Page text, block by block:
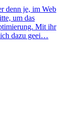
denn je, im Web
um das
Mit ihr
dazu geei…